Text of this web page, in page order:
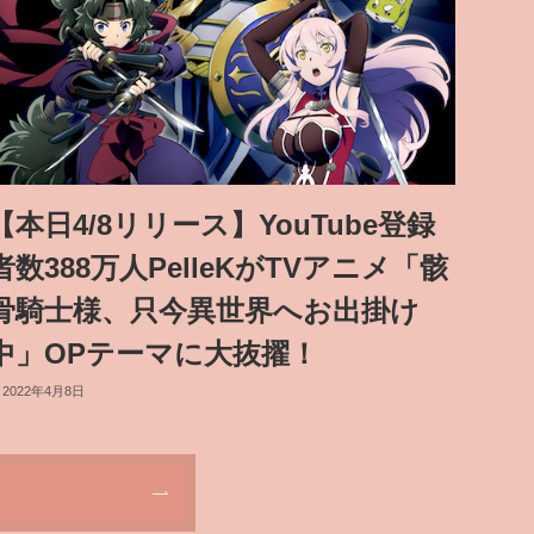
本日4/8リリース】YouTube登録
数388万人PelleKがTVアニメ「骸
騎士様、只今異世界へお出掛け
」OPテーマに大抜擢！
2022年4月8日